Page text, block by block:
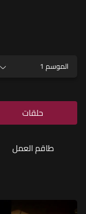
الموسم 1
حلقات
طاقم العمل